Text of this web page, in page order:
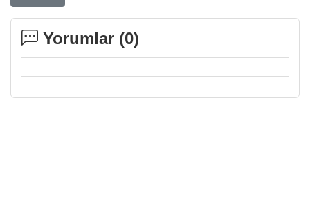
Yorumlar (0)